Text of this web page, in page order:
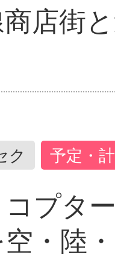
店街
ク 予定・
プタ
・陸